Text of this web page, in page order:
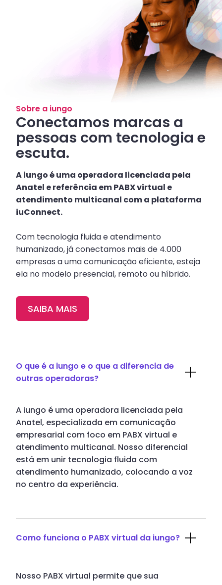
Sobre a iungo
Conectamos marcas a
pessoas com tecnologia e
escuta.
A iungo é uma operadora licenciada pela
Anatel e referência em PABX virtual e
atendimento multicanal com a plataforma
iuConnect.
Com tecnologia fluida e atendimento
humanizado, já conectamos mais de 4.000
empresas a uma comunicação eficiente, esteja
ela no modelo presencial, remoto ou híbrido.
SAIBA MAIS
O que é a iungo e o que a diferencia de
outras operadoras?
A iungo é uma operadora licenciada pela
Anatel, especializada em comunicação
empresarial com foco em PABX virtual e
atendimento multicanal. Nosso diferencial
está em unir tecnologia fluida com
atendimento humanizado, colocando a voz
no centro da experiência.
Como funciona o PABX virtual da iungo?
Nosso PABX virtual permite que sua